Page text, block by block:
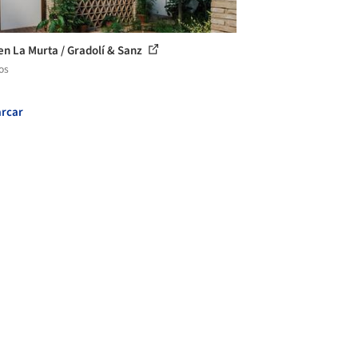
La Murta / Gradolí & Sanz